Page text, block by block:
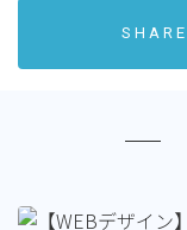
SHARE